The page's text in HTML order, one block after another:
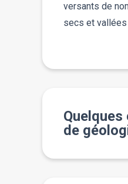
versants de
secs et vallées
Quelques
de